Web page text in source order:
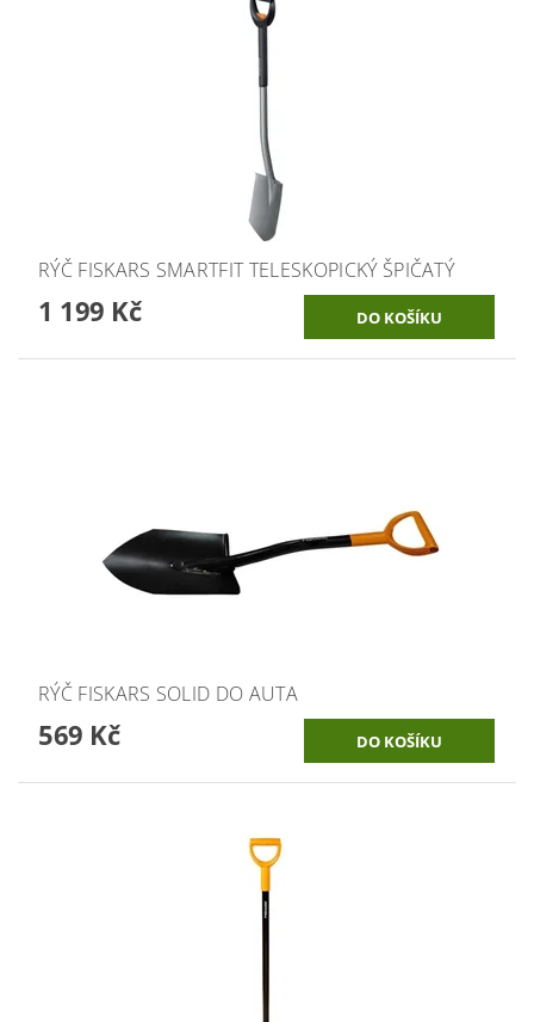
RÝČ FISKARS SMARTFIT TELESKOPICKÝ ŠPIČATÝ
1 199 Kč
RÝČ FISKARS SOLID DO AUTA
569 Kč